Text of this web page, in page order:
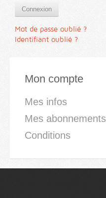
Connexion
Mot de passe oublié ?
Identifiant oublié ?
Mon compte
Mes infos
Mes abonnements
Conditions